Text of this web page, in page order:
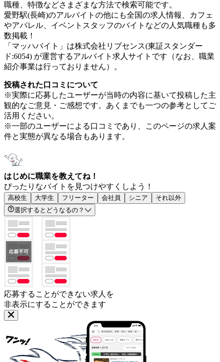
職種、特徴などさまざまな方法で検索可能です。
愛野駅(長崎)のアルバイトの他にも全国の求人情報、カフェ
やアパレル、イベントスタッフのバイトなどの人気職種も多
数掲載！
「マッハバイト」は株式会社リブセンス(東証スタンダー
ド:6054) が運営するアルバイト求人サイトです（なお、職業
紹介事業は行っておりません）。
投稿された口コミについて
※実際に応募したユーザーが当時の内容に基いて投稿した主
観的なご意見・ご感想です。あくまでも一つの参考としてご
活用ください。
※一部のユーザーによる口コミであり、このページの求人案
件と実態が異なる場合もあります。
はじめに職業を教えてね！
ぴったりなバイトを見つけやすくしよう！
高校生 大学生 フリーター 会社員 シニア
それ以外
選択するとどうなるの？
応募することができない求人を
非表示にすることができます